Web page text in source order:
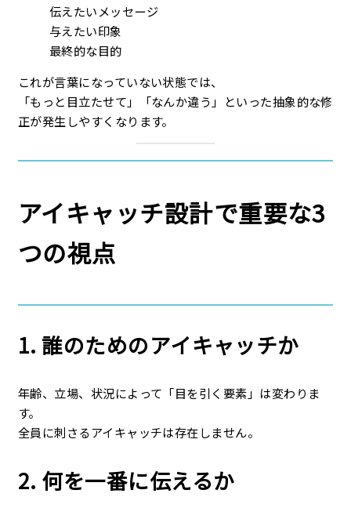
伝えたいメッセージ
与えたい印象
最終的な目的
これが言葉になっていない状態では、
「もっと目立たせて」「なんか違う」といった抽象的な修
正が発生しやすくなります。
アイキャッチ設計で重要な3
つの視点
1. 誰のためのアイキャッチか
年齢、立場、状況によって「目を引く要素」は変わりま
す。
全員に刺さるアイキャッチは存在しません。
2. 何を一番に伝えるか